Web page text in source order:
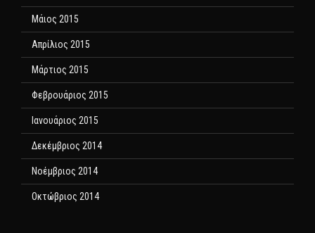
Μάιος 2015
Απρίλιος 2015
Μάρτιος 2015
Φεβρουάριος 2015
Ιανουάριος 2015
Δεκέμβριος 2014
Νοέμβριος 2014
Οκτώβριος 2014